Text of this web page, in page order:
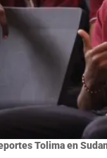
Tolima en